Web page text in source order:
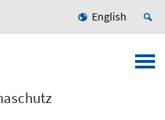
English